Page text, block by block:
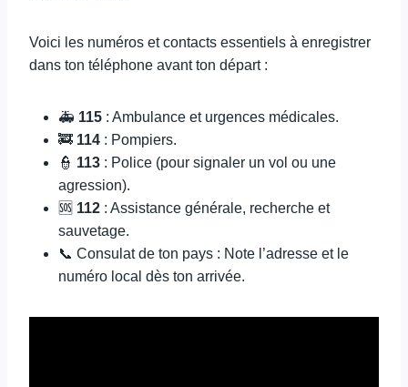
Voici les numéros et contacts essentiels à enregistrer
dans ton téléphone avant ton départ :
🚑 115 : Ambulance et urgences médicales.
🚒 114 : Pompiers.
👮 113 : Police (pour signaler un vol ou une
agression).
🆘 112 : Assistance générale, recherche et
sauvetage.
📞 Consulat de ton pays : Note l’adresse et le
numéro local dès ton arrivée.